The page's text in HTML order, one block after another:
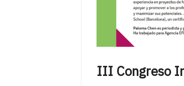
III Congreso